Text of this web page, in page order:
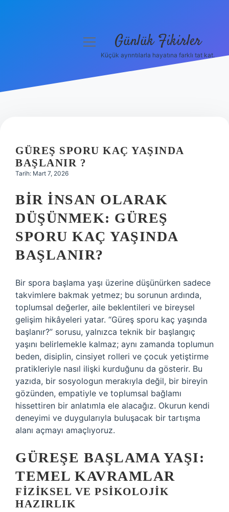
Hakkımızda
menüyü Günlük Fikirler
Küçük ayrıntılarla hayatına farklı tat kat.
GÜREŞ SPORU KAÇ YAŞINDA
BAŞLANIR ?
Tarih: Mart 7, 2026
BIR İNSAN OLARAK
DÜŞÜNMEK: GÜREŞ
SPORU KAÇ YAŞINDA
BAŞLANIR?
Bir spora başlama yaşı üzerine düşünürken sadece
takvimlere bakmak yetmez; bu sorunun ardında,
toplumsal değerler, aile beklentileri ve bireysel
gelişim hikâyeleri yatar. “Güreş sporu kaç yaşında
başlanır?” sorusu, yalnızca teknik bir başlangıç
yaşını belirlemekle kalmaz; aynı zamanda toplumun
beden, disiplin, cinsiyet rolleri ve çocuk yetiştirme
pratikleriyle nasıl ilişki kurduğunu da gösterir. Bu
yazıda, bir sosyologun merakıyla değil, bir bireyin
gözünden, empatiyle ve toplumsal bağlamı
hissettiren bir anlatımla ele alacağız. Okurun kendi
deneyimi ve duygularıyla buluşacak bir tartışma
alanı açmayı amaçlıyoruz.
GÜREŞE BAŞLAMA YAŞI:
TEMEL KAVRAMLAR
FIZIKSEL VE PSIKOLOJIK
HAZIRLIK